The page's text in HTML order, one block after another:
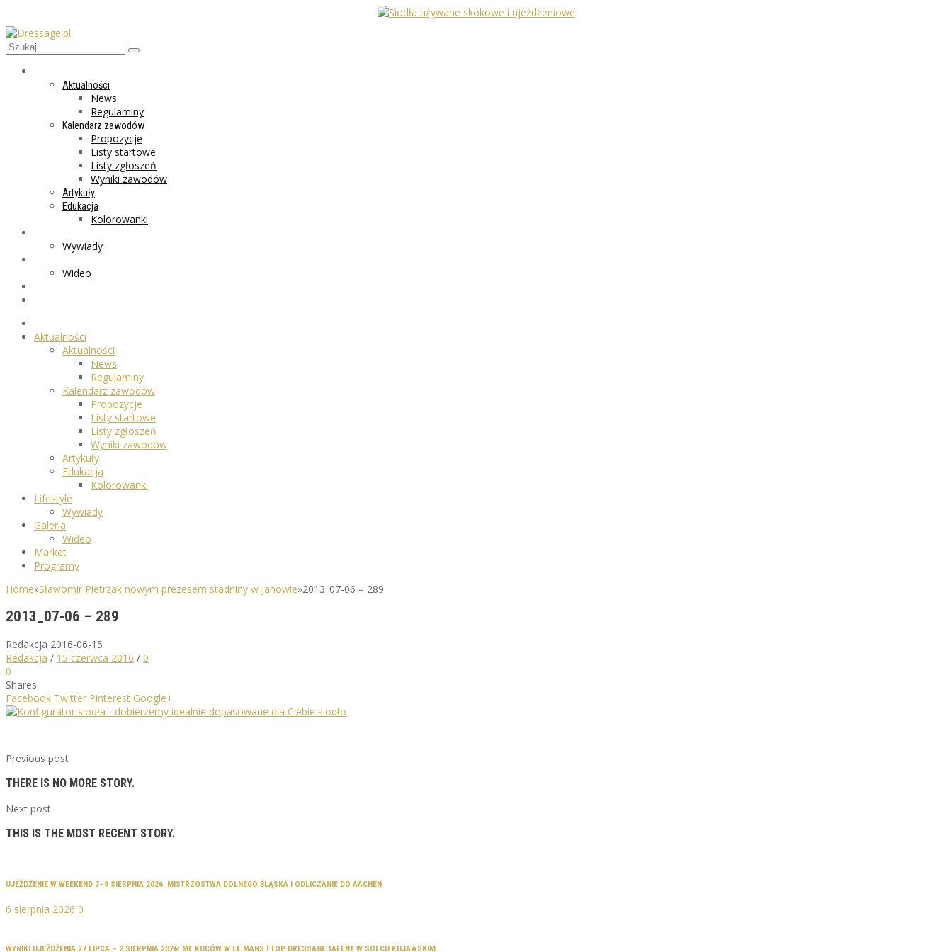
Aktualności
News
Regulaminy
Kalendarz zawodów
Propozycje
Listy startowe
Listy zgłoszeń
Wyniki zawodów
Artykuły
Edukacja
Kolorowanki
Wywiady
Wideo
Aktualności
Aktualności
News
Regulaminy
Kalendarz zawodów
Propozycje
Listy startowe
Listy zgłoszeń
Wyniki zawodów
Artykuły
Edukacja
Kolorowanki
Lifestyle
Wywiady
Galeria
Wideo
Market
Programy
Home»Sławomir Pietrzak nowym prezesem stadniny w Janowie»2013_07-06 – 289
2013_07-06 – 289
Redakcja 2016-06-15
Redakcja / 15 czerwca 2016 / 0
0
Shares
Facebook Twitter Pinterest Google+
Previous post
THERE IS NO MORE STORY.
Next post
THIS IS THE MOST RECENT STORY.
UJEŻDŻENIE W WEEKEND 7–9 SIERPNIA 2026: MISTRZOSTWA DOLNEGO ŚLĄSKA I ODLICZANIE DO AACHEN
6 sierpnia 2026 0
WYNIKI UJEŻDŻENIA 27 LIPCA – 2 SIERPNIA 2026: ME KUCÓW W LE MANS I TOP DRESSAGE TALENT W SOLCU KUJAWSKIM